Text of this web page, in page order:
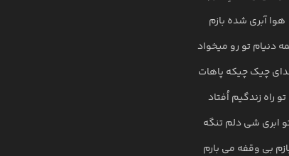
هوا آبری شده بازم
دنیام تو رو میخواد
چیک چیکه پاهات
تو راه زندگیم اُفتاد
ابری شی دلم تنگه
بی وقفه می بارم